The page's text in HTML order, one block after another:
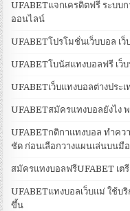
UFABETแจกเครดิตฟรี ระบบ
ออนไลน์
UFABETโปรโมชั่นเว็บบอล เ
UFABETโบนัสแทงบอลฟรี เ
UFABETเว็บแทงบอลต่างประ
UFABETสมัครแทงบอลยังไ
UFABETกติกาแทงบอล ทำคว
ชัด ก่อนเลือกวางแผนเล่นบนมื
สมัครแทงบอลฟรีUFABET เ
UFABETแทงบอลเว็บแม่ ใช้บ
ขึ้น